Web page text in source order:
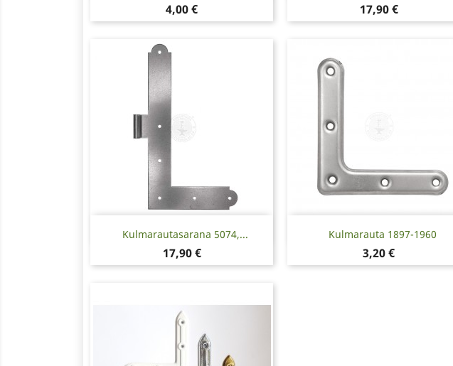
Hinta
4,00 € Hinta
17,90 €
Kulmarautasarana 5074,...
Hinta
17,90 €
Pikakatselu Kulmarauta 1897-1960
Hinta
3,20 €
Pikakatselu